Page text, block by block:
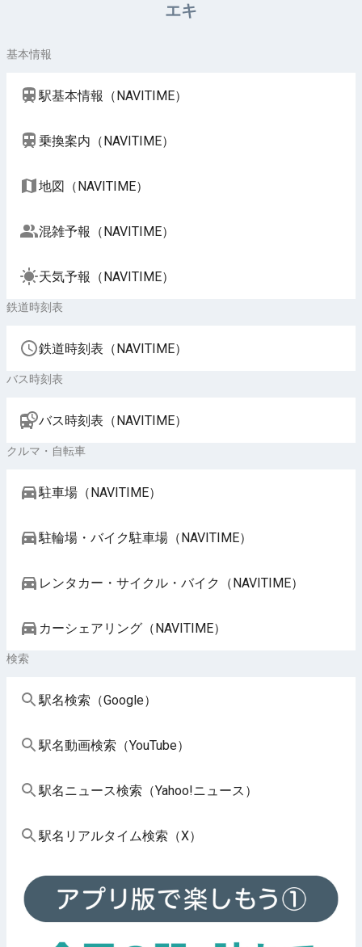
エキ
基本情報
駅基本情報（NAVITIME）
乗換案内（NAVITIME）
地図（NAVITIME）
混雑予報（NAVITIME）
天気予報（NAVITIME）
鉄道時刻表
鉄道時刻表（NAVITIME）
バス時刻表
バス時刻表（NAVITIME）
クルマ・自転車
駐車場（NAVITIME）
駐輪場・バイク駐車場（NAVITIME）
レンタカー・サイクル・バイク（NAVITIME）
カーシェアリング（NAVITIME）
検索
駅名検索（Google）
駅名動画検索（YouTube）
駅名ニュース検索（Yahoo!ニュース）
駅名リアルタイム検索（X）